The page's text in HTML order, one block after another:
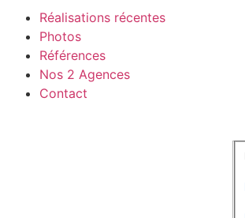
Réalisations récentes
Photos
Références
Nos 2 Agences
Contact